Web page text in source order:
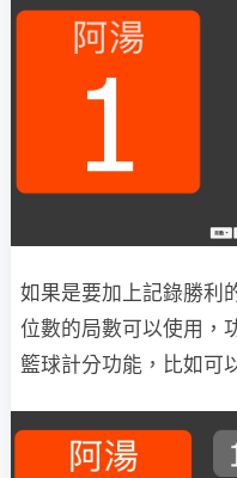
如果是要加上記錄勝利
位數的局數可以使用，
籃球計分功能，比如可